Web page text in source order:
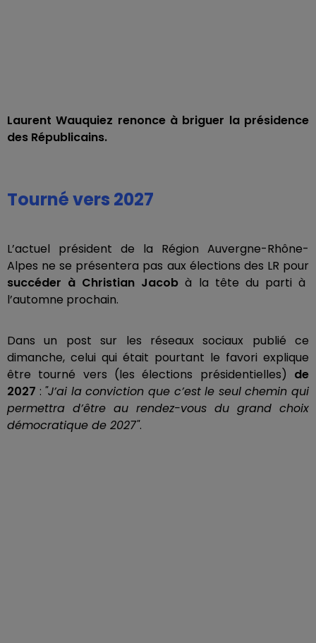
Laurent Wauquiez renonce à briguer la présidence
des Républicains.
Tourné vers 2027
L’actuel président de la Région Auvergne-Rhône-
Alpes ne se présentera pas aux élections des LR pour
succéder à Christian Jacob à la tête du parti à
l’automne prochain.
Dans un post sur les réseaux sociaux publié ce
dimanche, celui qui était pourtant le favori explique
être tourné vers (les élections présidentielles) de
2027 : "J’ai la conviction que c’est le seul chemin qui
permettra d’être au rendez-vous du grand choix
démocratique de 2027".